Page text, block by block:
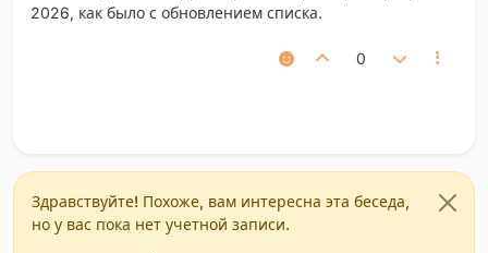
2026, как было с обновлением списка.
0
Здравствуйте! Похоже, вам интересна эта беседа,
но у вас пока нет учетной записи.